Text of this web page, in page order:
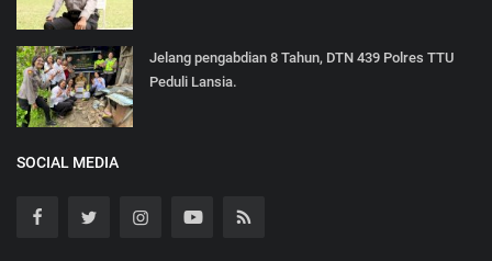
Jelang pengabdian 8 Tahun, DTN 439 Polres TTU
Peduli Lansia.
SOCIAL MEDIA